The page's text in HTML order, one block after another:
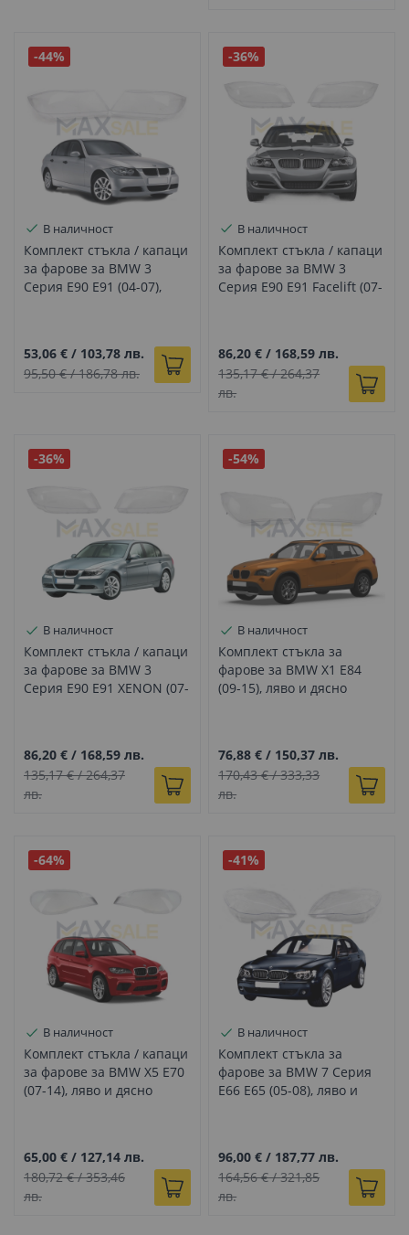
-44%
В наличност
Комплект стъкла / капаци
за фарове за BMW 3
Серия E90 E91 (04-07),
53,06 € / 103,78 лв.
95,50 €/186,78 лв.
-36%
В наличност
Комплект стъкла / капаци
за фарове за BMW 3
Серия E90 E91 Facelift (07-
86,20 € / 168,59 лв.
135,17 €/264,37
лв.
-36%
В наличност
Комплект стъкла / капаци
за фарове за BMW 3
Серия E90 E91 XENON (07-
86,20 € / 168,59 лв.
135,17 €/264,37
лв.
-54%
В наличност
Комплект стъкла за
фарове за BMW X1 E84
(09-15), ляво и дясно
76,88 € / 150,37 лв.
170,43 €/333,33
лв.
-64%
В наличност
Комплект стъкла / капаци
за фарове за BMW X5 E70
(07-14), ляво и дясно
65,00 € / 127,14 лв.
180,72 €/353,46
лв.
-41%
В наличност
Комплект стъкла за
фарове за BMW 7 Серия
E66 E65 (05-08), ляво и
96,00 € / 187,77 лв.
164,56 €/321,85
лв.